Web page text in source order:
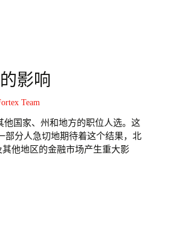
影响
Team
国家、州和地方的职位人选。这
部分人急切地期待着这个结果，北
他地区的金融市场产生重大影